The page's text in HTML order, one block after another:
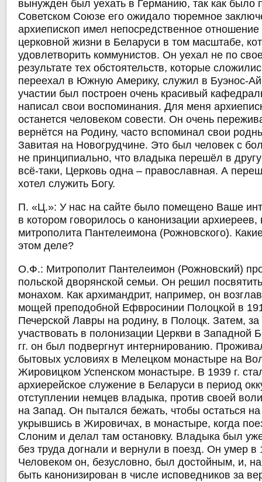
вынужден был уехать в Германию, так как было
Советском Союзе его ожидало тюремное
архиепископ имел непосредственное
церковной жизни в Беларуси в том масштабе,
удовлетворить коммунистов. Он уехал не по
результате тех обстоятельств, которые
переехал в Южную Америку, служил в Буэнос-
участии был построен очень красивый
написал свои воспоминания. Для меня
останется человеком совести. Он очень
вернётся на Родину, часто вспоминал свои
Завитая на Новогрудчине. Это был человек с
не принципиально, что владыка перешёл в
всё-таки, Церковь одна – православная. А
хотел служить Богу.
П. «Ц.»: У нас на сайте было помещено Ваше
в котором говорилось о канонизации архиереев,
митрополита Пантелеимона (Рожновского).
этом деле?
О.Ф.: Митрополит Пантелеимон (Рожновский)
польской дворянской семьи. Он решил
монахом. Как архимандрит, например, он
мощей преподобной Ефвросинии Полоцкой в
Печерской Лавры на родину, в Полоцк. Затем, за
участвовать в полонизации Церкви в Западной
гг. он был подвергнут интернированию.
бытовых условиях в Мелецком монастыре на
Жировицком Успенском монастыре. В 1939 г.
архиерейское служение в Беларуси в период
отступлении немцев владыка, против своей
на Запад. Он пытался бежать, чтобы остаться
укрывшись в Жировичах, в монастыре, когда
Слоним и делал там остановку. Владыка был
без труда догнали и вернули в поезд. Он умер в
Человеком он, безусловно, был достойным, и,
быть канонизирован в числе исповедников за